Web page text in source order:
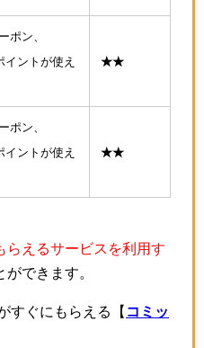
ポン、
イントが使え ★★
ポン、
イントが使え ★★
らえるサービスを利用す
できます。
すぐにもらえる【 コミッ